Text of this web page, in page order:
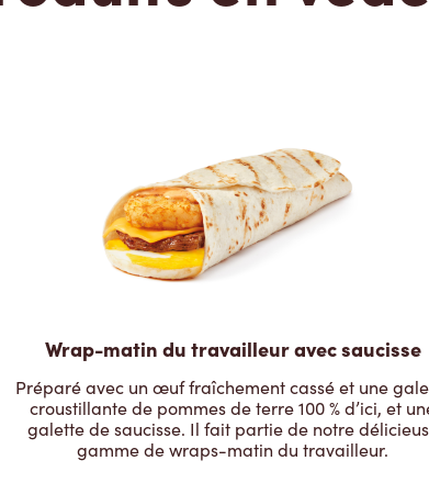
Wrap-matin du travailleur avec saucisse
Préparé avec un œuf fraîchement cassé et une
croustillante de pommes de terre 100 % d’ici, et
galette de saucisse. Il fait partie de notre
gamme de wraps-matin du travailleur.